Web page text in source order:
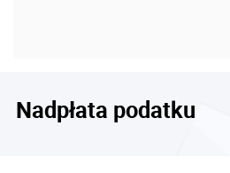
Nadpłata podatku